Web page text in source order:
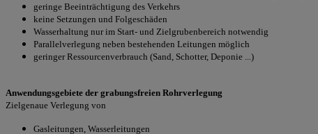
geringe Beeinträchtigung des Verkehrs
keine Setzungen und Folgeschäden
Wasserhaltung nur im Start- und Zielgrubenbereich notwendig
Parallelverlegung neben bestehenden Leitungen möglich
geringer Ressourcenverbrauch (Sand, Schotter, Deponie ...)
Anwendungsgebiete der grabungsfreien Rohrverlegung
Zielgenaue Verlegung von
Gasleitungen, Wasserleitungen